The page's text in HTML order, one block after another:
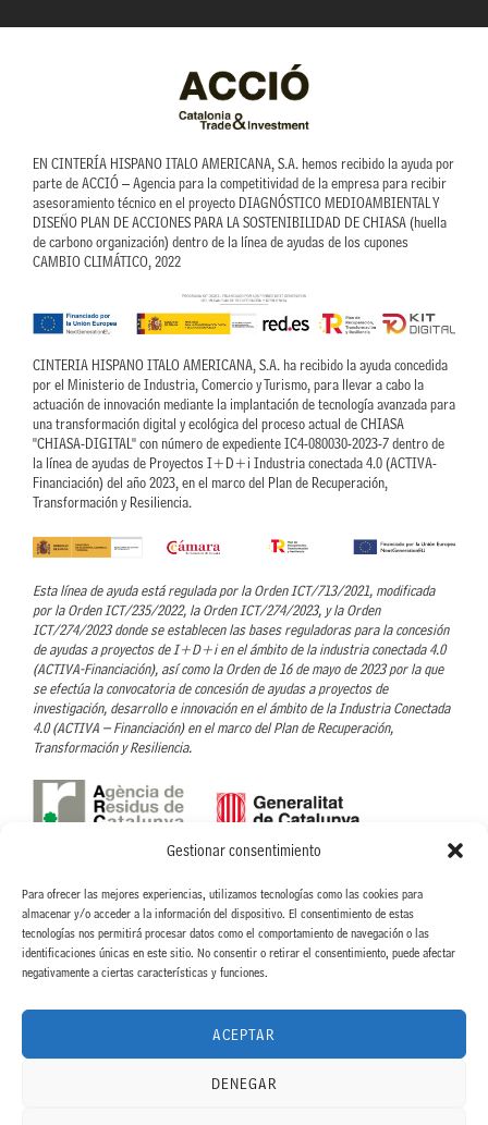
Gestionar consentimiento
Para ofrecer las mejores experiencias, utilizamos tecnologías como las cookies para
almacenar y/o acceder a la información del dispositivo. El consentimiento de estas
tecnologías nos permitirá procesar datos como el comportamiento de navegación o las
identificaciones únicas en este sitio. No consentir o retirar el consentimiento, puede afectar
negativamente a ciertas características y funciones.
ACEPTAR
DENEGAR
d
i
n
b
e
EN CINTERÍA HISPANO ITALO AMERICANA, S.A. hemos recibido la ayuda por
parte de ACCIÓ – Agencia para la competitividad de la empresa para recibir
asesoramiento técnico en el proyecto DIAGNÓSTICO MEDIOAMBIENTAL Y
DISEÑO PLAN DE ACCIONES PARA LA SOSTENIBILIDAD DE CHIASA (huella
de carbono organización) dentro de la línea de ayudas de los cupones
CAMBIO CLIMÁTICO, 2022
CINTERIA HISPANO ITALO AMERICANA, S.A. ha recibido la ayuda concedida
por el Ministerio de Industria, Comercio y Turismo, para llevar a cabo la
actuación de innovación mediante la implantación de tecnología avanzada para
una transformación digital y ecológica del proceso actual de CHIASA
"CHIASA-DIGITAL" con número de expediente IC4-080030-2023-7 dentro de
la línea de ayudas de Proyectos I+D+i Industria conectada 4.0 (ACTIVA-
Financiación) del año 2023, en el marco del Plan de Recuperación,
Transformación y Resiliencia.
Esta línea de ayuda está regulada por la Orden ICT/713/2021, modificada
por la Orden ICT/235/2022, la Orden ICT/274/2023, y la Orden
ICT/274/2023 donde se establecen las bases reguladoras para la concesión
de ayudas a proyectos de I+D+i en el ámbito de la industria conectada 4.0
(ACTIVA-Financiación), así como la Orden de 16 de mayo de 2023 por la que
se efectúa la convocatoria de concesión de ayudas a proyectos de
investigación, desarrollo e innovación en el ámbito de la Industria Conectada
4.0 (ACTIVA – Financiación) en el marco del Plan de Recuperación,
Transformación y Resiliencia.
CINTERIA HISPANO ITALO AMERICANA, S.A. ha recibido la ayuda concedida
por parte de la ARC, para llevar a cabo el proyecto Nuevo proceso para la
eliminación de disolventes orgánicos en el proceso de recubrimiento de
etiquetas textiles, dentro de la linea de Ayudas para proyectos de fomento de
la economía circular. ACC/3552/2022.
"Proyecto acogido al programa de incentivos ligados al autoconsumo y al